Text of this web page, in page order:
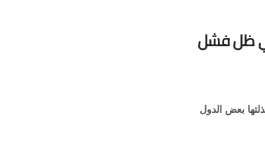
ظل فشل
بعض الدول